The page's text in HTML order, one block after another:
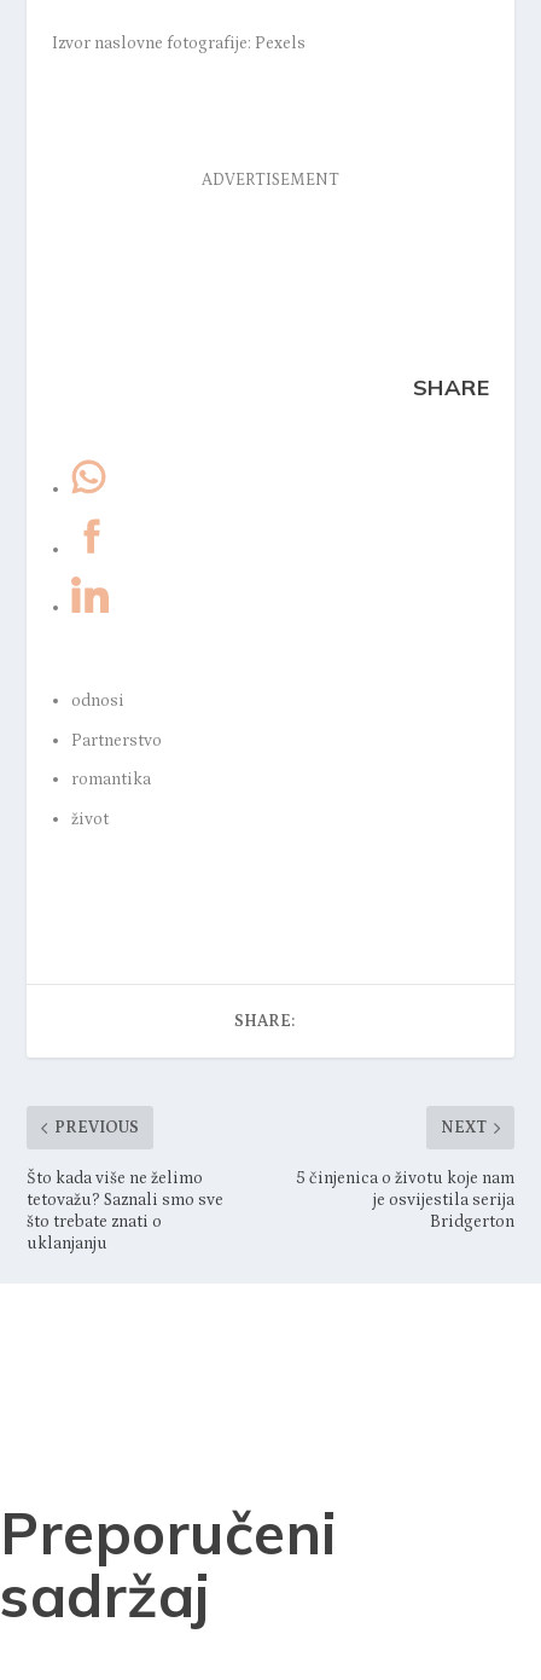
Izvor naslovne fotografije: Pexels
ADVERTISEMENT
SHARE
odnosi
Partnerstvo
romantika
život
SHARE:
PREVIOUS
Što kada više ne želimo
tetovažu? Saznali smo sve
što trebate znati o
uklanjanju
NEXT
5 činjenica o životu koje nam
je osvijestila serija
Bridgerton
Preporučeni
sadržaj